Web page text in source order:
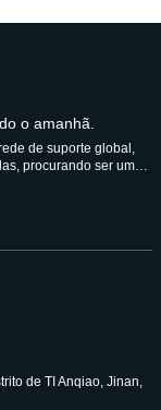
o amanhã.
de suporte global,
procurando ser um
de TI Anqiao, Jinan,